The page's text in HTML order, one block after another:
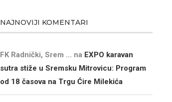
NAJNOVIJI KOMENTARI
FK Radnički, Srem ... na EXPO karavan
sutra stiže u Sremsku Mitrovicu: Program
od 18 časova na Trgu Ćire Milekića